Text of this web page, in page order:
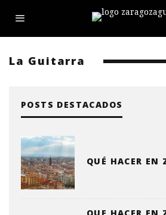
La Guitarra
POSTS DESTACADOS
QUÉ HACER EN